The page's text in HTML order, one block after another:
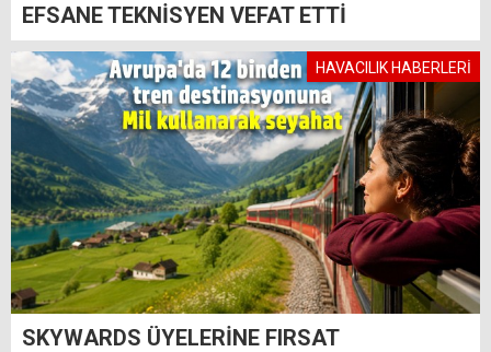
EFSANE TEKNİSYEN VEFAT ETTİ
HAVACILIK HABERLERİ
SKYWARDS ÜYELERİNE FIRSAT